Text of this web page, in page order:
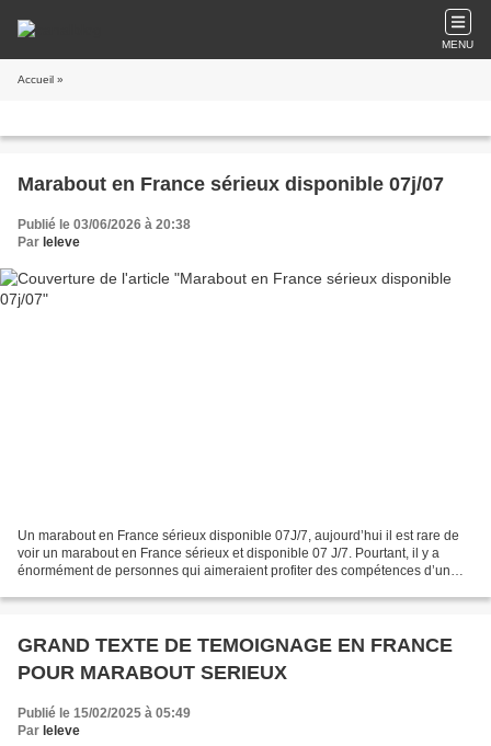
MENU
Accueil »
Marabout en France sérieux disponible 07j/07
Publié le 03/06/2026 à 20:38
Par leleve
Un marabout en France sérieux disponible 07J/7, aujourd’hui il est rare de
voir un marabout en France sérieux et disponible 07 J/7. Pourtant, il y a
énormément de personnes qui aimeraient profiter des compétences d’un
GRAND TEXTE DE TEMOIGNAGE EN FRANCE
POUR MARABOUT SERIEUX
Publié le 15/02/2025 à 05:49
Par leleve